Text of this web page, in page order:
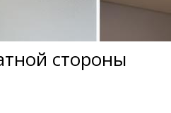
стороны